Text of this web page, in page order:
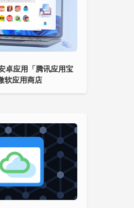
卓应用「腾讯应用宝
软应用商店